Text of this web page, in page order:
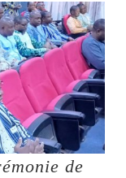
de